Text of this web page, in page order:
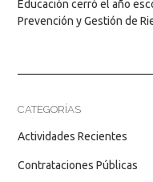
Educación cerró el año
Prevención y Gestión de
CATEGORÍAS
Actividades Recientes
Contrataciones Públicas